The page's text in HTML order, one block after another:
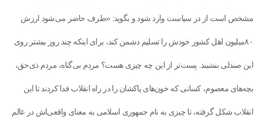
مشخص است از در سیاست وارد شود و بگوید: «طرف حاضر می‌شود ارزش
۸۰میلیون اهل کشور خودش را تسلیم دشمن کند، برای اینکه چند روز بیشتر روی
این صندلی بنشیند. پست‌تر از این چه چیزی هست؟ مردم بی‌گناه، مردم ذی‌حق،
بچه‌های معصوم، کسانی که خون‌های پاکشان را در راه انقلاب فدا کردند تا این
انقلاب شکل گرفته، تا چیزی به نام جمهوری اسلامی به معنای واقعی‌اش در عالم